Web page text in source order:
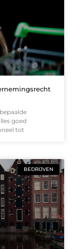
goed
tot
BEDRIJVEN